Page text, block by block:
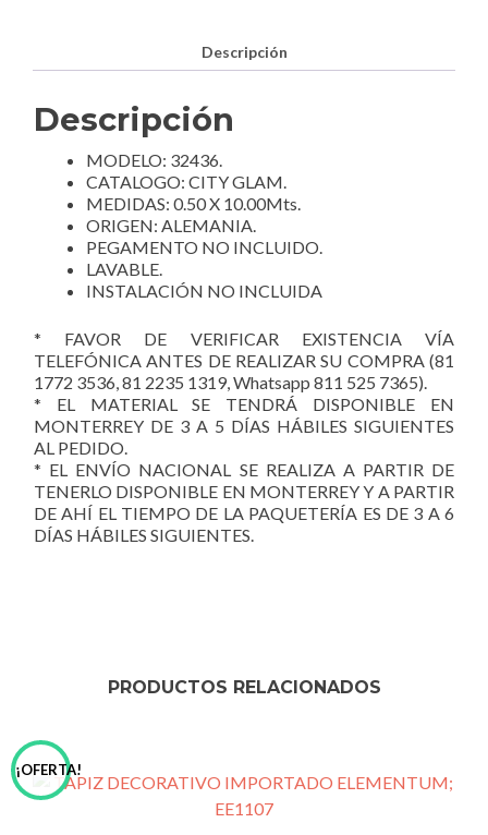
Descripción
Descripción
MODELO: 32436.
CATALOGO: CITY GLAM.
MEDIDAS: 0.50 X 10.00Mts.
ORIGEN: ALEMANIA.
PEGAMENTO NO INCLUIDO.
LAVABLE.
INSTALACIÓN NO INCLUIDA
* FAVOR DE VERIFICAR EXISTENCIA VÍA
TELEFÓNICA ANTES DE REALIZAR SU COMPRA (81
1772 3536, 81 2235 1319, Whatsapp 811 525 7365).
* EL MATERIAL SE TENDRÁ DISPONIBLE EN
MONTERREY DE 3 A 5 DÍAS HÁBILES SIGUIENTES
AL PEDIDO.
* EL ENVÍO NACIONAL SE REALIZA A PARTIR DE
TENERLO DISPONIBLE EN MONTERREY Y A PARTIR
DE AHÍ EL TIEMPO DE LA PAQUETERÍA ES DE 3 A 6
DÍAS HÁBILES SIGUIENTES.
PRODUCTOS RELACIONADOS
¡OFERTA!